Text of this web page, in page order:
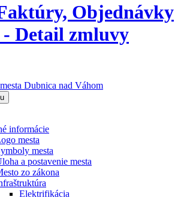
Objednávky
Detail zmluvy
informácie
mesta
mesta
a postavenie mesta
zo zákona
Elektrifikácia